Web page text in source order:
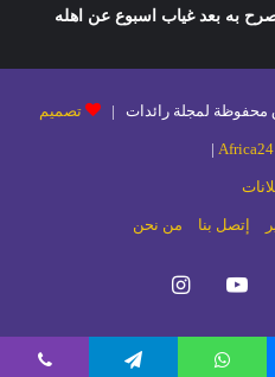
صرح به بعد غياب اسبوع عن اهله
تصميم
|
إتصل بنا من نحن
تويتر يوتيوبانستقرام